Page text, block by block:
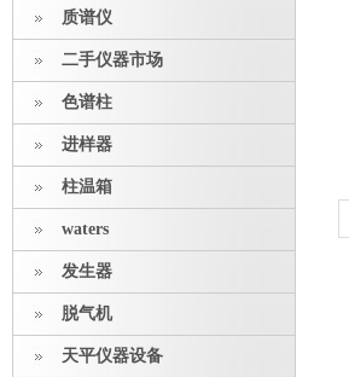
质谱仪
二手仪器市场
色谱柱
进样器
柱温箱
waters
发生器
脱气机
天平仪器设备